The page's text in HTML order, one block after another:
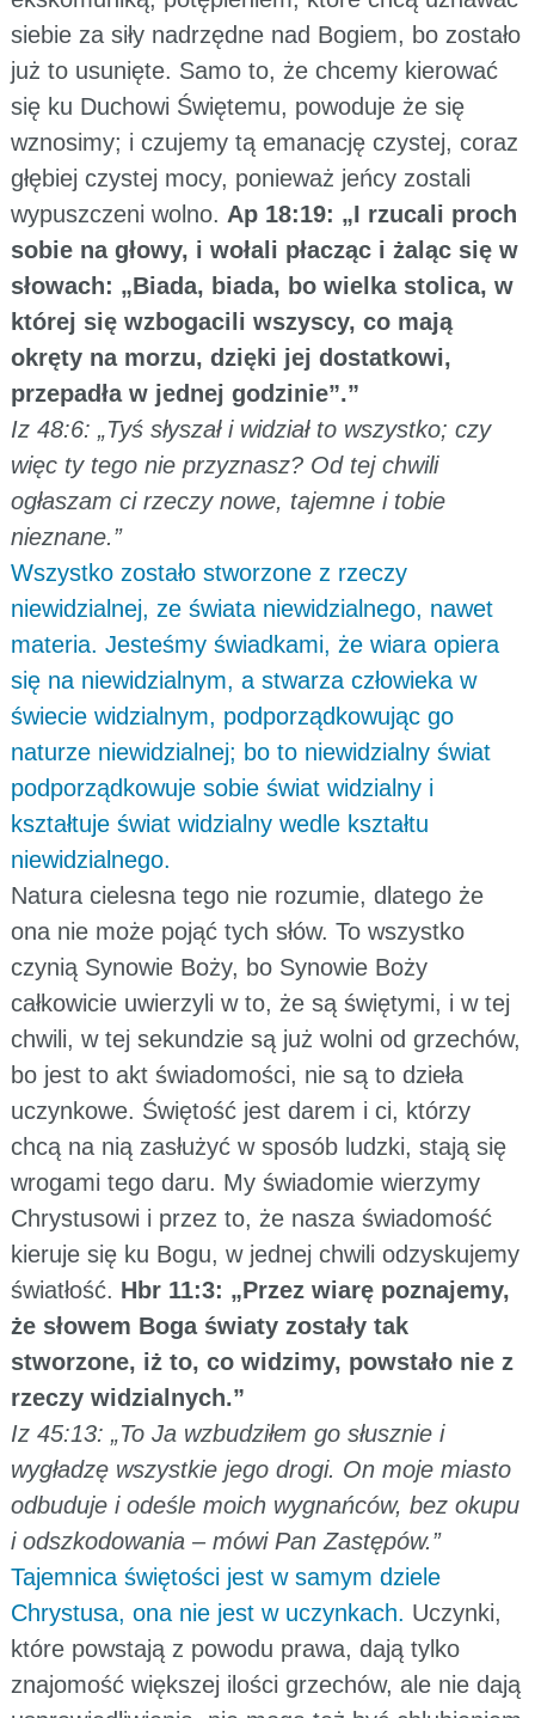
siebie za siły nadrzędne nad Bogiem, bo zostało
już to usunięte. Samo to, że chcemy kierować
się ku Duchowi Świętemu, powoduje że się
wznosimy; i czujemy tą emanację czystej, coraz
głębiej czystej mocy, ponieważ jeńcy zostali
wypuszczeni wolno. Ap 18:19: „I rzucali proch
sobie na głowy, i wołali płacząc i żaląc się w
słowach: „Biada, biada, bo wielka stolica, w
której się wzbogacili wszyscy, co mają
okręty na morzu, dzięki jej dostatkowi,
przepadła w jednej godzinie”.”
Iz 48:6: „Tyś słyszał i widział to wszystko; czy
więc ty tego nie przyznasz? Od tej chwili
ogłaszam ci rzeczy nowe, tajemne i tobie
nieznane.”
Wszystko zostało stworzone z rzeczy
niewidzialnej, ze świata niewidzialnego, nawet
materia. Jesteśmy świadkami, że wiara opiera
się na niewidzialnym, a stwarza człowieka w
świecie widzialnym, podporządkowując go
naturze niewidzialnej; bo to niewidzialny świat
podporządkowuje sobie świat widzialny i
kształtuje świat widzialny wedle kształtu
niewidzialnego.
Natura cielesna tego nie rozumie, dlatego że
ona nie może pojąć tych słów. To wszystko
czynią Synowie Boży, bo Synowie Boży
całkowicie uwierzyli w to, że są świętymi, i w tej
chwili, w tej sekundzie są już wolni od grzechów,
bo jest to akt świadomości, nie są to dzieła
uczynkowe. Świętość jest darem i ci, którzy
chcą na nią zasłużyć w sposób ludzki, stają się
wrogami tego daru. My świadomie wierzymy
Chrystusowi i przez to, że nasza świadomość
kieruje się ku Bogu, w jednej chwili odzyskujemy
światłość. Hbr 11:3: „Przez wiarę poznajemy,
że słowem Boga światy zostały tak
stworzone, iż to, co widzimy, powstało nie z
rzeczy widzialnych.”
Iz 45:13: „To Ja wzbudziłem go słusznie i
wygładzę wszystkie jego drogi. On moje miasto
odbuduje i odeśle moich wygnańców, bez okupu
i odszkodowania – mówi Pan Zastępów.”
Tajemnica świętości jest w samym dziele
Chrystusa, ona nie jest w uczynkach. Uczynki,
które powstają z powodu prawa, dają tylko
znajomość większej ilości grzechów, ale nie dają